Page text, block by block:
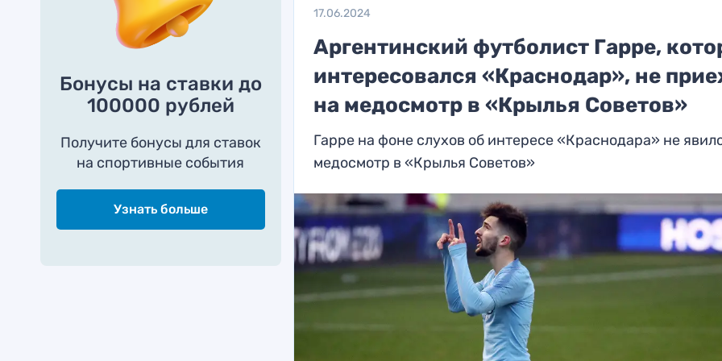
Бонусы на ставки до
100000 рублей
Получите бонусы для ставок
на спортивные события
Узнать больше
17.06.2024
Аргентинский футболист Гарре,
интересовался «Краснодар», не
на медосмотр в «Крылья Советов»
Гарре на фоне слухов об интересе «Краснодара» не
медосмотр в «Крылья Советов»